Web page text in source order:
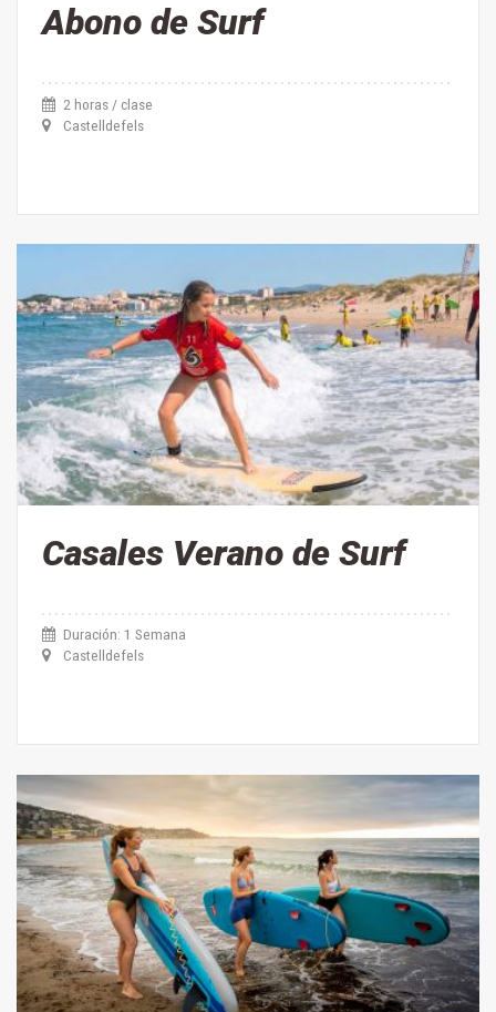
Abono de Surf
2 horas / clase
Castelldefels
Casales Verano de Surf
Duración: 1 Semana
Castelldefels